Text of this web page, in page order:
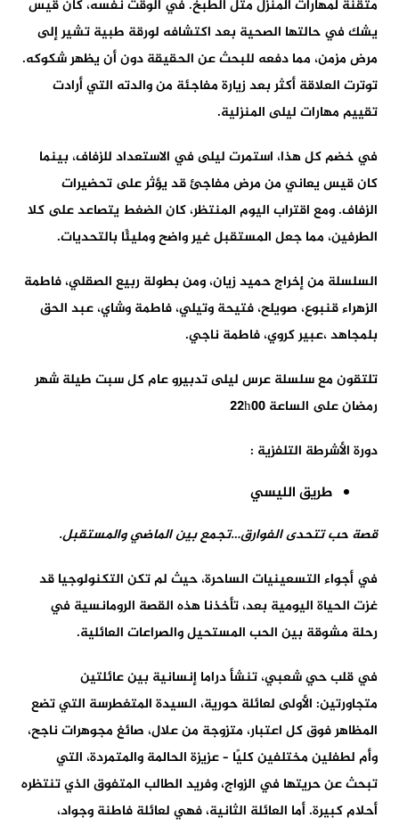
متقنة لمهارات المنزل مثل الطبخ. في الوقت نفسه، كان قيس
يشك في حالتها الصحية بعد اكتشافه لورقة طبية تشير إلى
مرض مزمن، مما دفعه للبحث عن الحقيقة دون أن يظهر شكوكه.
توترت العلاقة أكثر بعد زيارة مفاجئة من والدته التي أرادت
تقييم مهارات ليلى المنزلية.
في خضم كل هذا، استمرت ليلى في الاستعداد للزفاف، بينما
كان قيس يعاني من مرض مفاجئ قد يؤثر على تحضيرات
الزفاف. ومع اقتراب اليوم المنتظر، كان الضغط يتصاعد على كلا
الطرفين، مما جعل المستقبل غير واضح ومليئًا بالتحديات.
السلسلة من إخراج حميد زيان، ومن بطولة ربيع الصقلي، فاطمة
الزهراء قنبوع، صويلح، فتيحة وتيلي، فاطمة وشاي، عبد الحق
بلمجاهد ،عبير كروي، فاطمة ناجي.
تلتقون مع سلسلة عرس ليلى تدبيرو عام كل سبت طيلة شهر
رمضان على الساعة 22h00
دورة الأشرطة التلفزية :
طريق الليسي
قصة حب تتحدى الفوارق…تجمع بين الماضي والمستقبل.
في أجواء التسعينيات الساحرة، حيث لم تكن التكنولوجيا قد
غزت الحياة اليومية بعد، تأخذنا هذه القصة الرومانسية في
رحلة مشوقة بين الحب المستحيل والصراعات العائلية.
في قلب حي شعبي، تنشأ دراما إنسانية بين عائلتين
متجاورتين: الأولى لعائلة حورية، السيدة المتغطرسة التي تضع
المظاهر فوق كل اعتبار، متزوجة من علال، صائغ مجوهرات ناجح،
وأم لطفلين مختلفين كليًا – عزيزة الحالمة والمتمردة، التي
تبحث عن حريتها في الزواج، وفريد الطالب المتفوق الذي تنتظره
أحلام كبيرة. أما العائلة الثانية، فهي لعائلة فاطنة وجواد،